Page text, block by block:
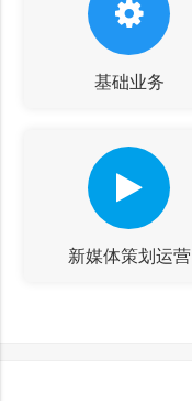
基础业务
新媒体策划运营